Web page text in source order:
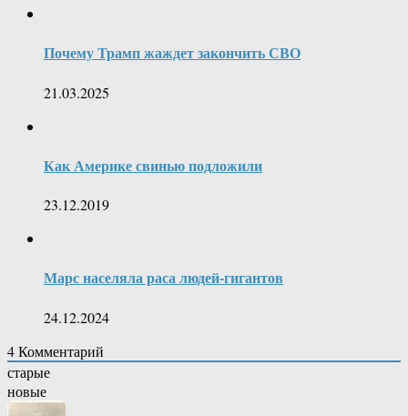
Почему Трамп жаждет закончить СВО
21.03.2025
Как Америке свинью подложили
23.12.2019
Марс населяла раса людей-гигантов
24.12.2024
4Комментарий
старые
новые